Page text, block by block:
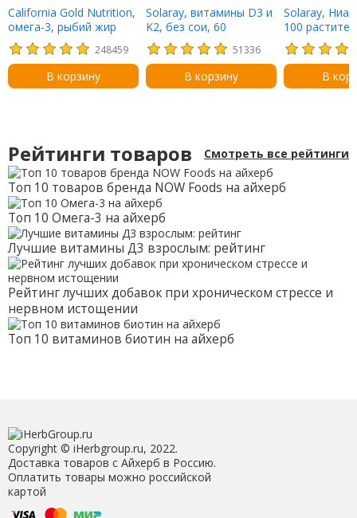
California Gold Nutrition,
омега-3, рыбий жир
премиального
качества, 180 мг ЭПК /
120 мг ДГК, 100 капсул
из рыбьего желатина
248459
В корзину
Solaray, витамины D3 и
K2, без сои, 60
растительных капсул
51336
В корзину
Solaray,
100
капсул
В
Рейтинги товаров Смотреть все рейтинги
Топ 10 товаров бренда NOW Foods на айхерб
Топ 10 Омега-3 на айхерб
Лучшие витамины Д3 взрослым: рейтинг
Рейтинг лучших добавок при хроническом стрессе и
нервном истощении
Топ 10 витаминов биотин на айхерб
Copyright © iHerbgroup.ru, 2022.
Доставка товаров с Айхерб в Россию.
Оплатить товары можно российской
картой